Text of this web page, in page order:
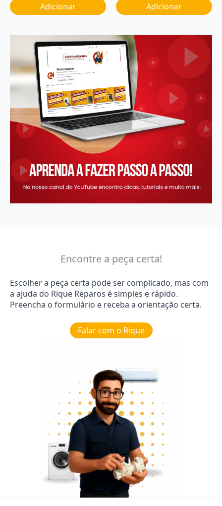
Adicionar Adicionar
Encontre a peça certa!
Escolher a peça certa pode ser complicado, mas com
a ajuda do Rique Reparos é simples e rápido.
Preencha o formulário e receba a orientação certa.
Falar com o Rique